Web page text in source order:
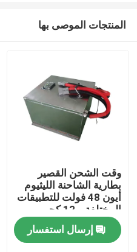
بيت
المنتجات الموصى بها
وقت الشحن القصير
بطارية الشاحنة الليثيوم
أيون 48 فولت للتطبيقات
المختلفة و 12 كجم
خفيفة الوزن
إرسال استفسار